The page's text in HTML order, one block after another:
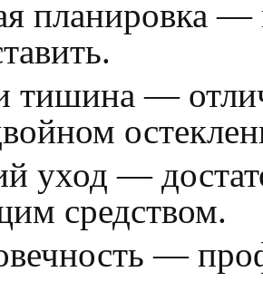
планировка —
тишина —
уход —
средством.
—